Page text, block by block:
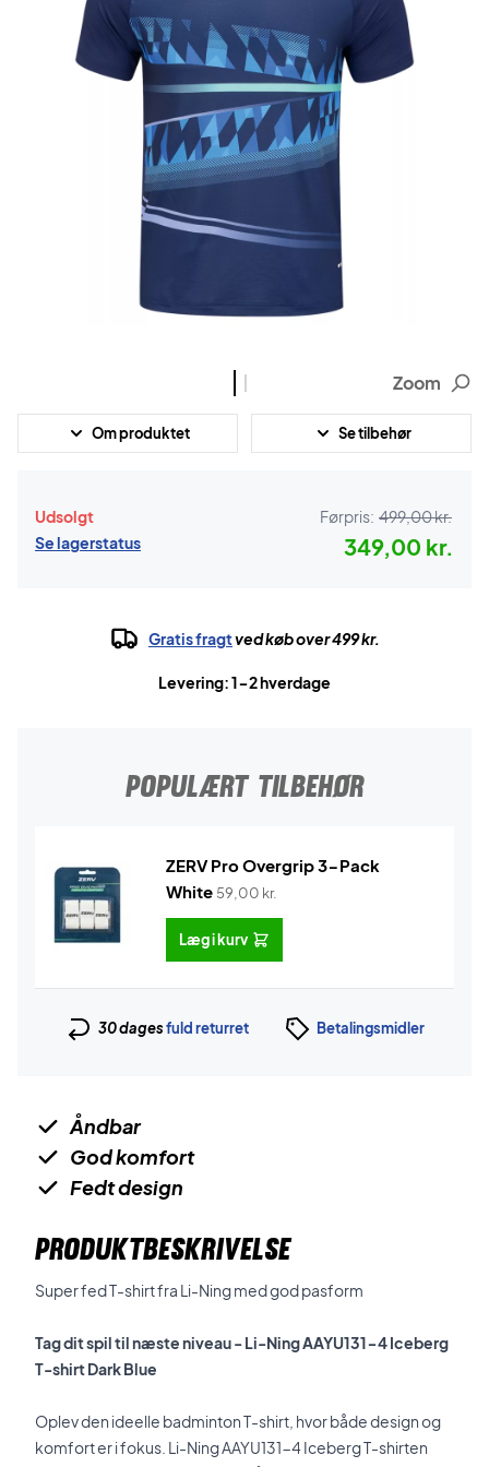
Zoom
Om produktet Se tilbehør
Udsolgt
Se lagerstatus
Førpris: 499,00 kr.
349,00 kr.
Gratis fragtved køb over 499 kr.
Levering: 1-2 hverdage
POPULÆRT TILBEHØR
ZERV Pro Overgrip 3-Pack
White 59,00 kr.
Læg i kurv
30 dagesfuld returret Betalingsmidler
Åndbar
God komfort
Fedt design
PRODUKTBESKRIVELSE
Super fed T-shirt fra Li-Ning med god pasform
Tag dit spil til næste niveau - Li-Ning AAYU131-4 Iceberg
T-shirt Dark Blue
Oplev den ideelle badminton T-shirt, hvor både design og
komfort er i fokus. Li-Ning AAYU131-4 Iceberg T-shirten